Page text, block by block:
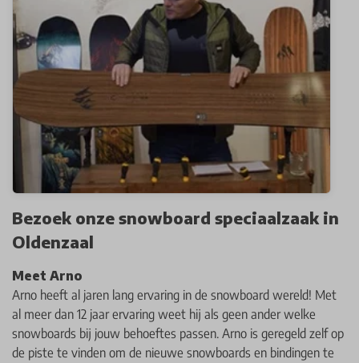
Bezoek onze snowboard speciaalzaak in
Oldenzaal
Meet Arno
Arno heeft al jaren lang ervaring in de snowboard wereld! Met
al meer dan 12 jaar ervaring weet hij als geen ander welke
snowboards bij jouw behoeftes passen. Arno is geregeld zelf op
de piste te vinden om de nieuwe snowboards en bindingen te